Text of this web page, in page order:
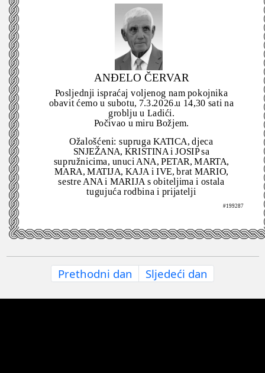
ANĐELO ČERVAR
Posljednji ispraćaj voljenog nam pokojnika
obavit ćemo u subotu, 7.3.2026.u 14,30 sati na
groblju u Ladići.
Počivao u miru Božjem.
Ožalošćeni: supruga KATICA, djeca
SNJEŽANA, KRISTINA i JOSIP sa
supružnicima, unuci ANA, PETAR, MARTA,
MARA, MATIJA, KAJA i IVE, brat MARIO,
sestre ANA i MARIJA s obiteljima i ostala
tugujuća rodbina i prijatelji
#199287
Prethodni dan Sljedeći dan